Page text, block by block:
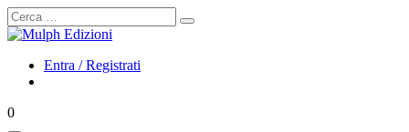
Cerca
Entra / Registrati
0